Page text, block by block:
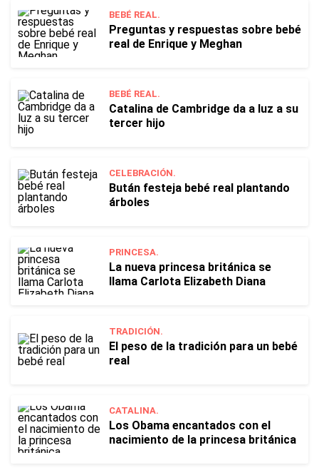
BEBÉ REAL.
Preguntas y respuestas sobre bebé
real de Enrique y Meghan
BEBÉ REAL.
Catalina de Cambridge da a luz a su
tercer hijo
CELEBRACIÓN.
Bután festeja bebé real plantando
árboles
PRINCESA.
La nueva princesa británica se
llama Carlota Elizabeth Diana
TRADICIÓN.
El peso de la tradición para un bebé
real
CATALINA.
Los Obama encantados con el
nacimiento de la princesa británica